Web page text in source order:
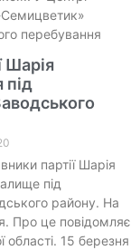
Семицветик»
перебування
Шарія
під
партії Шарія
під
району. На
Про це повідомляє
області. 15 березня